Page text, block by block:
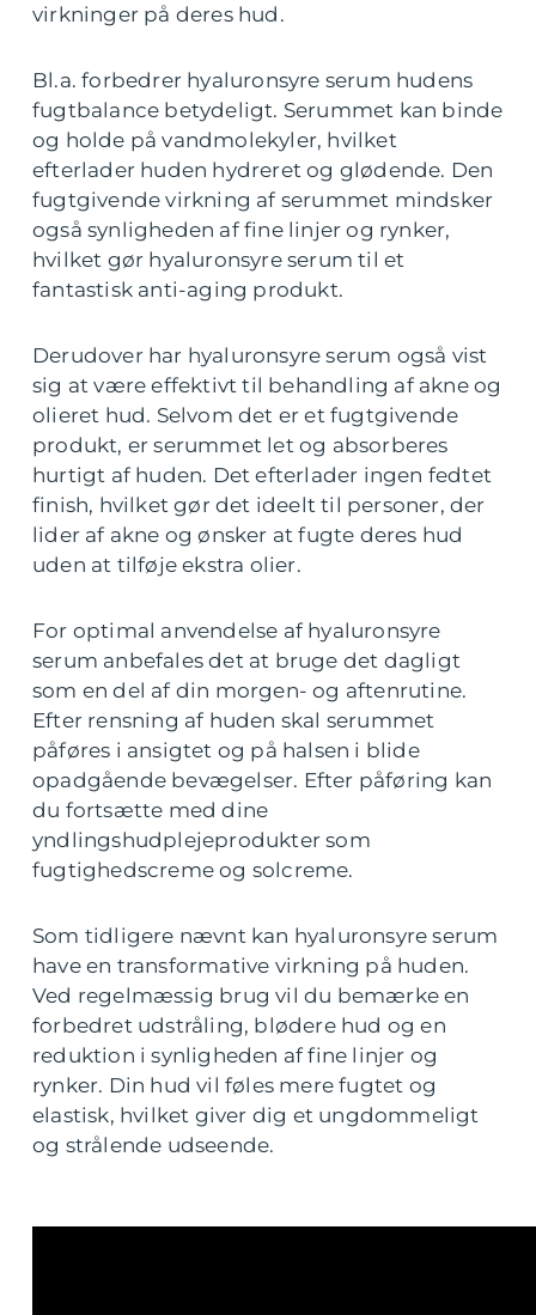
virkninger på deres hud.
Bl.a. forbedrer hyaluronsyre serum hudens
fugtbalance betydeligt. Serummet kan binde
og holde på vandmolekyler, hvilket
efterlader huden hydreret og glødende. Den
fugtgivende virkning af serummet mindsker
også synligheden af fine linjer og rynker,
hvilket gør hyaluronsyre serum til et
fantastisk anti-aging produkt.
Derudover har hyaluronsyre serum også vist
sig at være effektivt til behandling af akne og
olieret hud. Selvom det er et fugtgivende
produkt, er serummet let og absorberes
hurtigt af huden. Det efterlader ingen fedtet
finish, hvilket gør det ideelt til personer, der
lider af akne og ønsker at fugte deres hud
uden at tilføje ekstra olier.
For optimal anvendelse af hyaluronsyre
serum anbefales det at bruge det dagligt
som en del af din morgen- og aftenrutine.
Efter rensning af huden skal serummet
påføres i ansigtet og på halsen i blide
opadgående bevægelser. Efter påføring kan
du fortsætte med dine
yndlingshudplejeprodukter som
fugtighedscreme og solcreme.
Som tidligere nævnt kan hyaluronsyre serum
have en transformative virkning på huden.
Ved regelmæssig brug vil du bemærke en
forbedret udstråling, blødere hud og en
reduktion i synligheden af fine linjer og
rynker. Din hud vil føles mere fugtet og
elastisk, hvilket giver dig et ungdommeligt
og strålende udseende.